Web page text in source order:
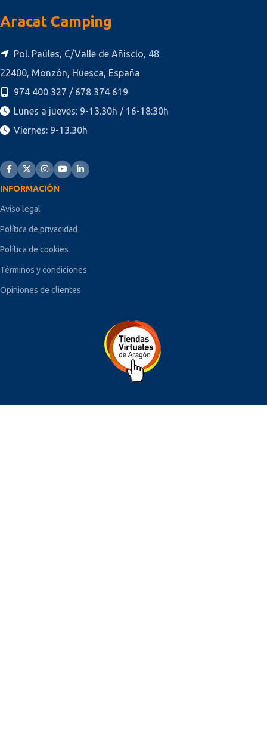
Aracat Camping
Pol. Paúles, C/Valle de Añisclo, 48
22400, Monzón, Huesca, España
974 400 327 / 678 374 619
Lunes a jueves: 9-13.30h / 16-18:30h
Viernes: 9-13.30h
INFORMACIÓN
Aviso legal
Política de privacidad
Política de cookies
Términos y condiciones
Opiniones de clientes